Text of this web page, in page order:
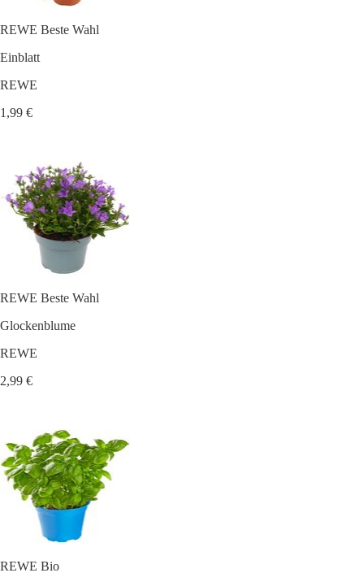
REWE Beste Wahl
Einblatt
REWE
1,99 €
REWE Beste Wahl
Glockenblume
REWE
2,99 €
REWE Bio